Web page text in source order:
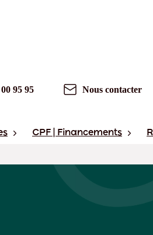
95 95 Nous contacter
CPF | Financements